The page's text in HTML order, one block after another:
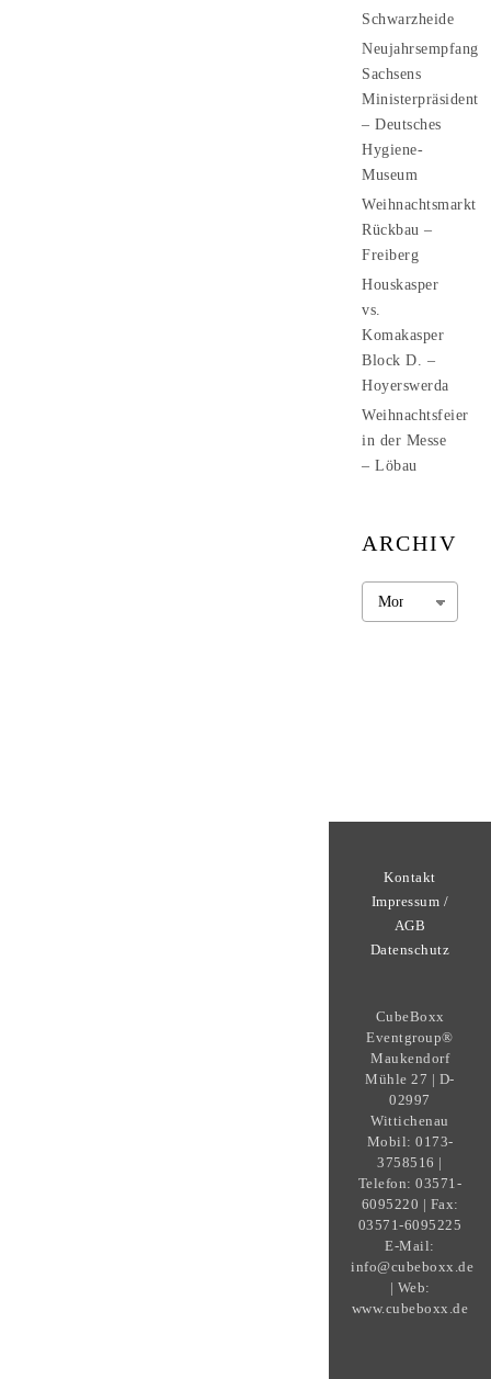
Schwarzheide
Neujahrsempfang
Sachsens
Ministerpräsident
– Deutsches
Hygiene-
Museum
Weihnachtsmarkt
Rückbau –
Freiberg
Houskasper
vs.
Komakasper
Block D. –
Hoyerswerda
Weihnachtsfeier
in der Messe
– Löbau
ARCHIV
Archiv
Kontakt
Impressum /
AGB
Datenschutz
CubeBoxx
Eventgroup®
Maukendorf
Mühle 27 | D-
02997
Wittichenau
Mobil: 0173-
3758516 |
Telefon: 03571-
6095220 | Fax:
03571-6095225
E-Mail:
info@cubeboxx.de
| Web:
www.cubeboxx.de